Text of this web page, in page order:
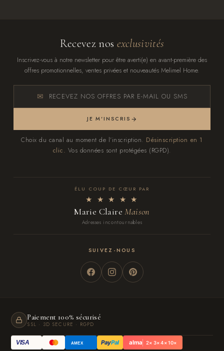
Recevez nos exclusivités
Inscrivez-vous à notre newsletter pour être averti(e) en avant-première des
offres promotionnelles, ventes privées et nouveautés Melimel Home.
RECEVEZ NOS OFFRES PAR E-MAIL OU SMS
JE M'INSCRIS
Choix du canal au moment de l'inscription. Désinscription en 1
clic. Vos données sont protégées (RGPD).
ÉLU COUP DE CŒUR PAR
★ ★ ★ ★ ★
Marie ClaireMaison
Adresses incontournables
SUIVEZ-NOUS
Paiement 100% sécurisé
SSL · 3D SECURE · RGPD
VISA AMEX PayPal alma 2× 3× 4× 10×